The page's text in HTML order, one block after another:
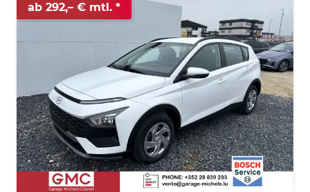
ab 292,– € mtl.